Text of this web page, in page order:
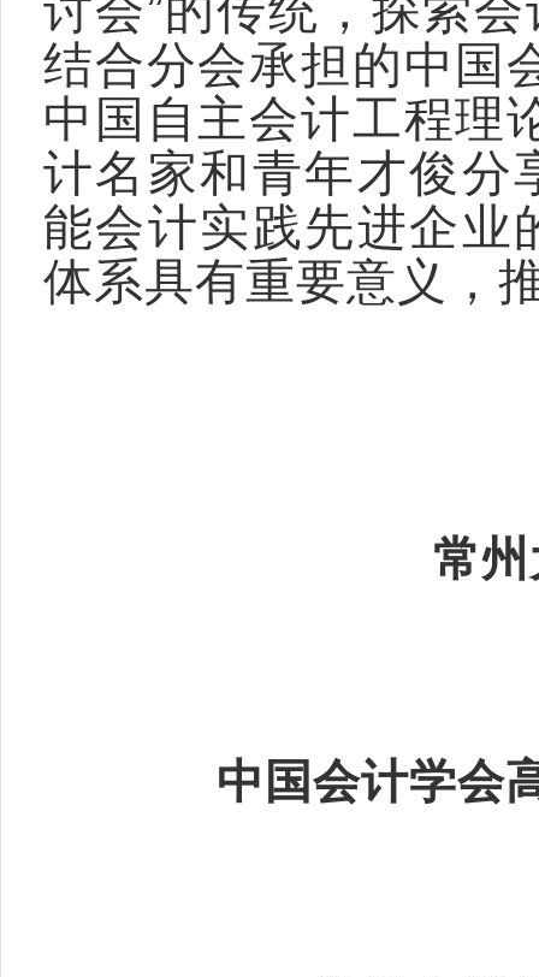
结合分会承担的中国
中国自主会计工程理
计名家和青年才俊分
能会计实践先进企业
体系具有重要意义，
常
中国会计学会